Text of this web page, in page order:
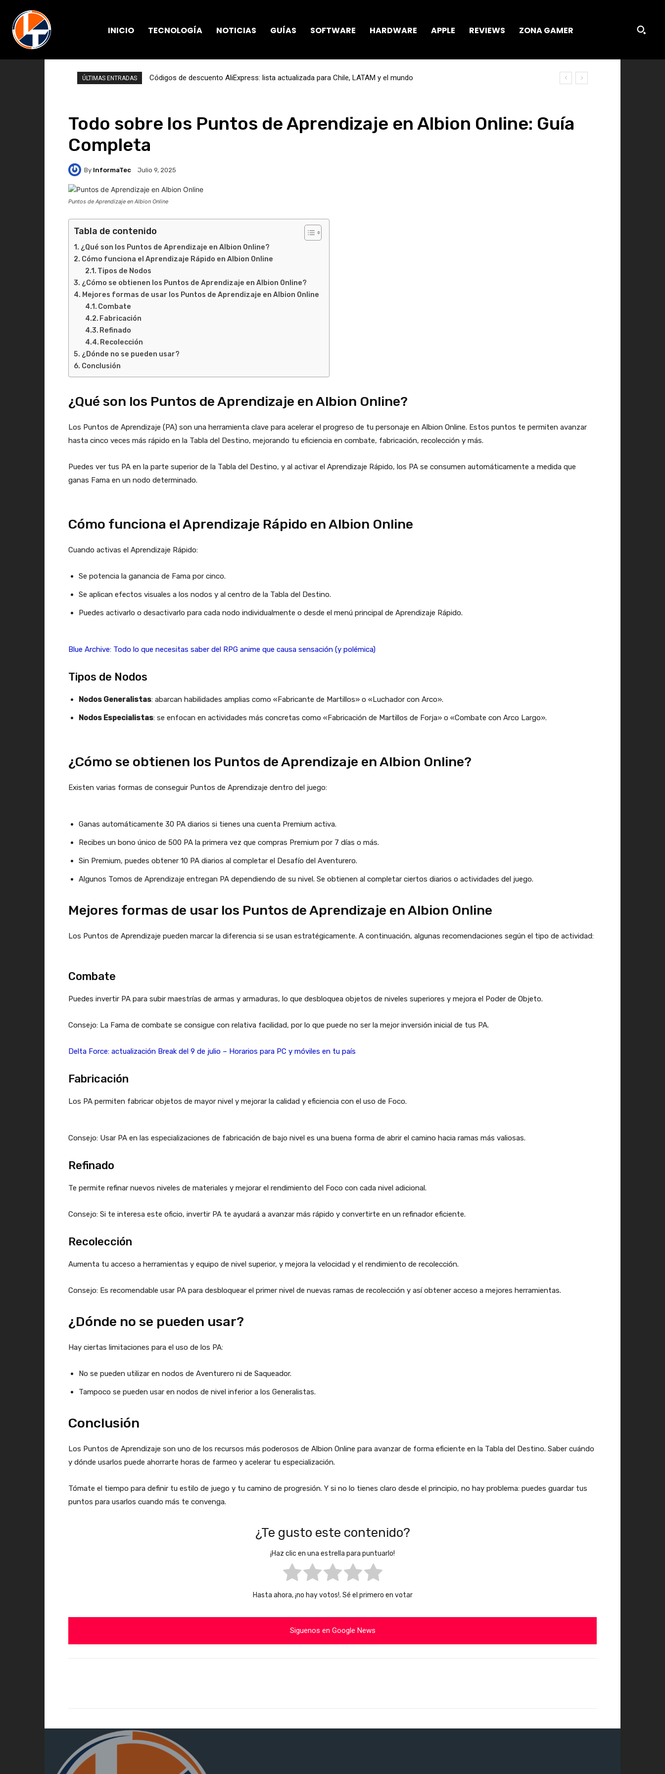
INICIO TECNOLOGÍA NOTICIAS GUÍAS SOFTWARE HARDWARE APPLE REVIEWS ZONA GAMER
ÚLTIMAS ENTRADAS Códigos de descuento AliExpress: lista actualizada para Chile, LATAM y el mundo
Todo sobre los Puntos de Aprendizaje en Albion Online: Guía
Completa
By InformaTec Julio 9, 2025
Puntos de Aprendizaje en Albion Online
Tabla de contenido
¿Qué son los Puntos de Aprendizaje en Albion Online?
Cómo funciona el Aprendizaje Rápido en Albion Online
Tipos de Nodos
¿Cómo se obtienen los Puntos de Aprendizaje en Albion Online?
Mejores formas de usar los Puntos de Aprendizaje en Albion Online
Combate
Fabricación
Refinado
Recolección
¿Dónde no se pueden usar?
Conclusión
¿Qué son los Puntos de Aprendizaje en Albion Online?
Los Puntos de Aprendizaje (PA) son una herramienta clave para acelerar el progreso de tu personaje en Albion Online. Estos puntos te permiten avanzar
hasta cinco veces más rápido en la Tabla del Destino, mejorando tu eficiencia en combate, fabricación, recolección y más.
Puedes ver tus PA en la parte superior de la Tabla del Destino, y al activar el Aprendizaje Rápido, los PA se consumen automáticamente a medida que
ganas Fama en un nodo determinado.
Cómo funciona el Aprendizaje Rápido en Albion Online
Cuando activas el Aprendizaje Rápido:
Se potencia la ganancia de Fama por cinco.
Se aplican efectos visuales a los nodos y al centro de la Tabla del Destino.
Puedes activarlo o desactivarlo para cada nodo individualmente o desde el menú principal de Aprendizaje Rápido.
Blue Archive: Todo lo que necesitas saber del RPG anime que causa sensación (y polémica)
Tipos de Nodos
Nodos Generalistas: abarcan habilidades amplias como «Fabricante de Martillos» o «Luchador con Arco».
Nodos Especialistas: se enfocan en actividades más concretas como «Fabricación de Martillos de Forja» o «Combate con Arco Largo».
¿Cómo se obtienen los Puntos de Aprendizaje en Albion Online?
Existen varias formas de conseguir Puntos de Aprendizaje dentro del juego:
Ganas automáticamente 30 PA diarios si tienes una cuenta Premium activa.
Recibes un bono único de 500 PA la primera vez que compras Premium por 7 días o más.
Sin Premium, puedes obtener 10 PA diarios al completar el Desafío del Aventurero.
Algunos Tomos de Aprendizaje entregan PA dependiendo de su nivel. Se obtienen al completar ciertos diarios o actividades del juego.
Mejores formas de usar los Puntos de Aprendizaje en Albion Online
Los Puntos de Aprendizaje pueden marcar la diferencia si se usan estratégicamente. A continuación, algunas recomendaciones según el tipo de actividad:
Combate
Puedes invertir PA para subir maestrías de armas y armaduras, lo que desbloquea objetos de niveles superiores y mejora el Poder de Objeto.
Consejo: La Fama de combate se consigue con relativa facilidad, por lo que puede no ser la mejor inversión inicial de tus PA.
Delta Force: actualización Break del 9 de julio – Horarios para PC y móviles en tu país
Fabricación
Los PA permiten fabricar objetos de mayor nivel y mejorar la calidad y eficiencia con el uso de Foco.
Consejo: Usar PA en las especializaciones de fabricación de bajo nivel es una buena forma de abrir el camino hacia ramas más valiosas.
Refinado
Te permite refinar nuevos niveles de materiales y mejorar el rendimiento del Foco con cada nivel adicional.
Consejo: Si te interesa este oficio, invertir PA te ayudará a avanzar más rápido y convertirte en un refinador eficiente.
Recolección
Aumenta tu acceso a herramientas y equipo de nivel superior, y mejora la velocidad y el rendimiento de recolección.
Consejo: Es recomendable usar PA para desbloquear el primer nivel de nuevas ramas de recolección y así obtener acceso a mejores herramientas.
¿Dónde no se pueden usar?
Hay ciertas limitaciones para el uso de los PA:
No se pueden utilizar en nodos de Aventurero ni de Saqueador.
Tampoco se pueden usar en nodos de nivel inferior a los Generalistas.
Conclusión
Los Puntos de Aprendizaje son uno de los recursos más poderosos de Albion Online para avanzar de forma eficiente en la Tabla del Destino. Saber cuándo
y dónde usarlos puede ahorrarte horas de farmeo y acelerar tu especialización.
Tómate el tiempo para definir tu estilo de juego y tu camino de progresión. Y si no lo tienes claro desde el principio, no hay problema: puedes guardar tus
puntos para usarlos cuando más te convenga.
¿Te gusto este contenido?
¡Haz clic en una estrella para puntuarlo!
Hasta ahora, ¡no hay votos!. Sé el primero en votar
Siguenos en Google News